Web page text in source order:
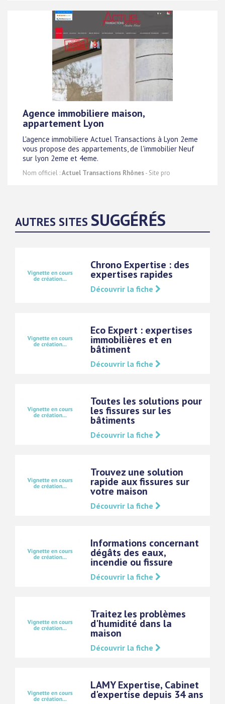
Agence immobiliere maison,
appartement Lyon
L'agence immobiliere Actuel Transactions à Lyon 2eme
vous propose des appartements, de l'immobilier Neuf
sur lyon 2eme et 4eme.
Nom officiel :Actuel Transactions Rhônes- Site pro
AUTRES SITES SUGGÉRÉS
Chrono Expertise : des
expertises rapides
Découvrir la fiche
Eco Expert : expertises
immobilières et en
bâtiment
Découvrir la fiche
Toutes les solutions pour
les fissures sur les
bâtiments
Découvrir la fiche
Trouvez une solution
rapide aux fissures sur
votre maison
Découvrir la fiche
Informations concernant
dégâts des eaux,
incendie ou fissure
Découvrir la fiche
Traitez les problèmes
d'humidité dans la
maison
Découvrir la fiche
LAMY Expertise, Cabinet
d'expertise depuis 34 ans